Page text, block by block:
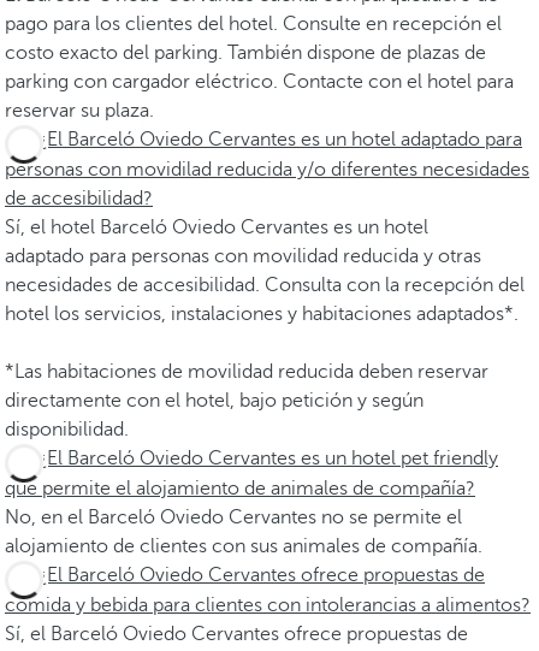
pago para los clientes del hotel. Consulte en recepción el
costo exacto del parking. También dispone de plazas de
parking con cargador eléctrico. Contacte con el hotel para
reservar su plaza.
¿El Barceló Oviedo Cervantes es un hotel adaptado para
personas con movidilad reducida y/o diferentes necesidades
de accesibilidad?
Sí, el hotel Barceló Oviedo Cervantes es un hotel
adaptado para personas con movilidad reducida y otras
necesidades de accesibilidad. Consulta con la recepción del
hotel los servicios, instalaciones y habitaciones adaptados*.
*Las habitaciones de movilidad reducida deben reservar
directamente con el hotel, bajo petición y según
disponibilidad.
¿El Barceló Oviedo Cervantes es un hotel pet friendly
que permite el alojamiento de animales de compañía?
No, en el Barceló Oviedo Cervantes no se permite el
alojamiento de clientes con sus animales de compañía.
¿El Barceló Oviedo Cervantes ofrece propuestas de
comida y bebida para clientes con intolerancias a alimentos?
Sí, el Barceló Oviedo Cervantes ofrece propuestas de